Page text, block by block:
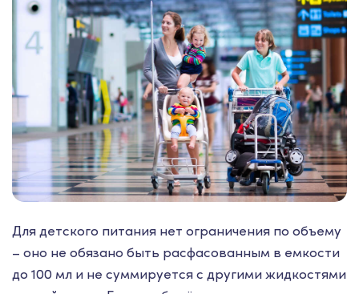
Для детского питания нет ограничения по объему
– оно не обязано быть расфасованным в емкости
до 100 мл и не суммируется с другими жидкостями